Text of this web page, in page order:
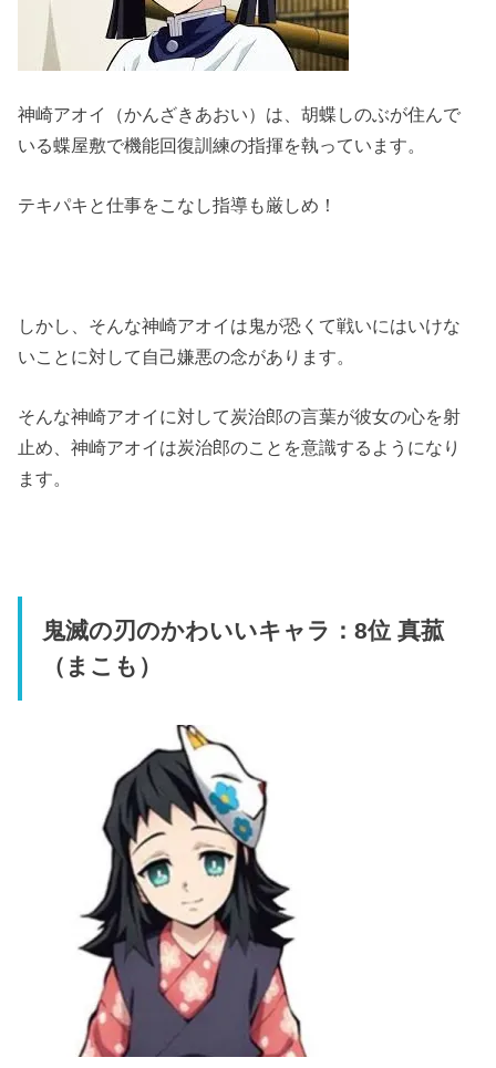
神崎アオイ（かんざきあおい）は、胡蝶しのぶが住んで
いる蝶屋敷で機能回復訓練の指揮を執っています。
テキパキと仕事をこなし指導も厳しめ！
しかし、そんな神崎アオイは鬼が恐くて戦いにはいけな
いことに対して自己嫌悪の念があります。
そんな神崎アオイに対して炭治郎の言葉が彼女の心を射
止め、神崎アオイは炭治郎のことを意識するようになり
ます。
鬼滅の刃のかわいいキャラ：8位 真菰
（まこも）